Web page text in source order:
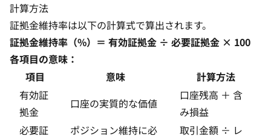
計算方法
証拠金維持率は以下の計算式で算出されます。
証拠金維持率（%）＝ 有効証拠金 ÷ 必要証拠金 × 100
各項目の意味：
項目
意味
計算方法
有効証
拠金
口座の実質的な価値
口座残高 ＋ 含
み損益
必要証
ポジション維持に必
取引金額 ÷ レ